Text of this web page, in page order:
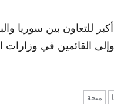
للتعاون بين سوريا
القائمين في وزارات
منحة